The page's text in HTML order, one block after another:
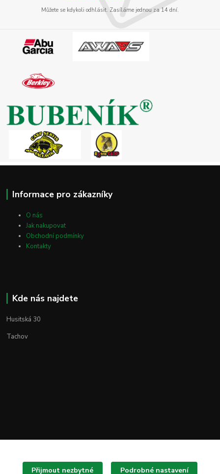
Můžete se kdykoli odhlásit. Zasíláme jednou za 14 dní.
Informace pro zákazníky
O nás
Jak nakupovat
Obchodní podmínky
Kontakty
Kde nás najdete
Husitská 30
Tachov
Přijmout nezbytné Podrobné nastavení